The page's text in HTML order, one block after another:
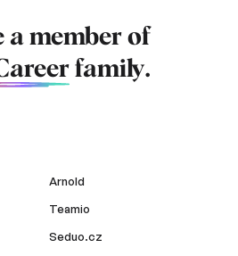
a member of
family.
Arnold
Teamio
Seduo.cz